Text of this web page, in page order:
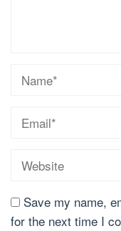
Save my name,
for the next time I